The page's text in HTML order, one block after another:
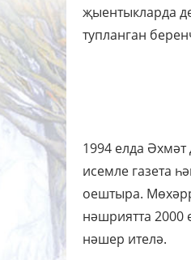
җыентыкларда
тупланган
1994 елда
исемле газета
оештыра.
нәшриятта 2000
нәшер ителә.